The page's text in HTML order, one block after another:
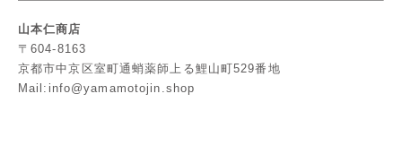
山本仁商店
〒604-8163
京都市中京区室町通蛸薬師上る鯉山町529番地
Mail:info@yamamotojin.shop